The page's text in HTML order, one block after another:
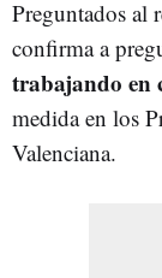
Preguntados al
confirma a
trabajando en
medida en los
Valenciana.